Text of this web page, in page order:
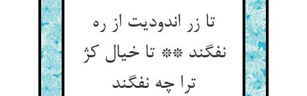
تا زر اندودیت از ره
نفگند ** تا خیال کژ
ترا چه نفگند